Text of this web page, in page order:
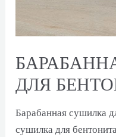
ДЛЯ
Барабанная сушилка
сушилка для